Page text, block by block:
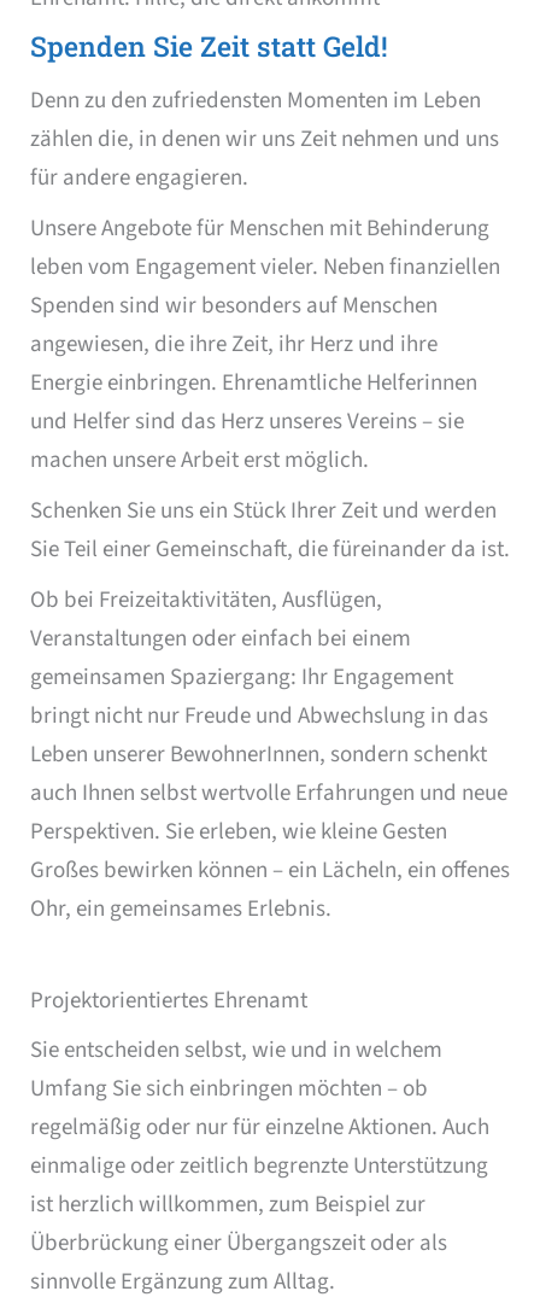
Spenden Sie Zeit statt Geld!
Denn zu den zufriedensten Momenten im Leben
zählen die, in denen wir uns Zeit nehmen und uns
für andere engagieren.
Unsere Angebote für Menschen mit Behinderung
leben vom Engagement vieler. Neben finanziellen
Spenden sind wir besonders auf Menschen
angewiesen, die ihre Zeit, ihr Herz und ihre
Energie einbringen. Ehrenamtliche Helferinnen
und Helfer sind das Herz unseres Vereins – sie
machen unsere Arbeit erst möglich.
Schenken Sie uns ein Stück Ihrer Zeit und werden
Sie Teil einer Gemeinschaft, die füreinander da ist.
Ob bei Freizeitaktivitäten, Ausflügen,
Veranstaltungen oder einfach bei einem
gemeinsamen Spaziergang: Ihr Engagement
bringt nicht nur Freude und Abwechslung in das
Leben unserer BewohnerInnen, sondern schenkt
auch Ihnen selbst wertvolle Erfahrungen und neue
Perspektiven. Sie erleben, wie kleine Gesten
Großes bewirken können – ein Lächeln, ein offenes
Ohr, ein gemeinsames Erlebnis.
Projektorientiertes Ehrenamt
Sie entscheiden selbst, wie und in welchem
Umfang Sie sich einbringen möchten – ob
regelmäßig oder nur für einzelne Aktionen. Auch
einmalige oder zeitlich begrenzte Unterstützung
ist herzlich willkommen, zum Beispiel zur
Überbrückung einer Übergangszeit oder als
sinnvolle Ergänzung zum Alltag.